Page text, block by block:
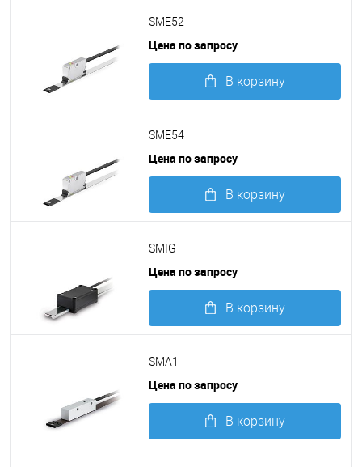
SME52
Цена по запросу
В корзину
SME54
Цена по запросу
В корзину
SMIG
Цена по запросу
В корзину
SMA1
Цена по запросу
В корзину